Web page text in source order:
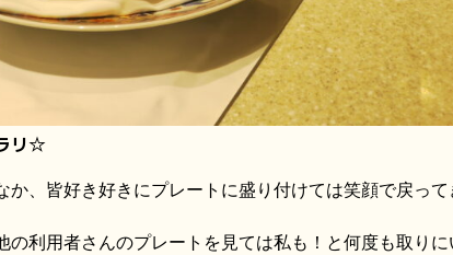
リ☆
か、皆好き好きにプレートに盛り付けては笑顔で戻って
の利用者さんのプレートを見ては私も！と何度も取り